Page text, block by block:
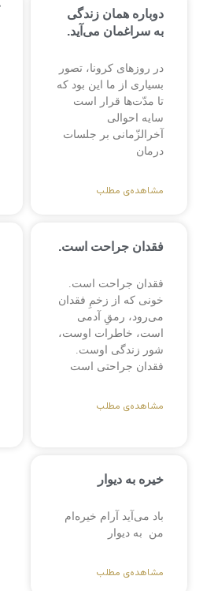
دوباره همان زندگی
به سراغمان می‌آید.
در روزهای کرونا، تصور
بسیاری از ما این بود که
تا مدّت‌ها قرار است
سایه احوالی
آخرالزّمانی بر جلسات
درمان
مشاهده‌ی مطلب
فقدان جراحت است.
فقدان جراحت است.
خونی که از زخمِ فقدان
می‌رود، رمقِ آدمی
است، خاطرات اوست،
شور زندگی اوست.
فقدان جراحتی است
مشاهده‌ی مطلب
خیره به دیوار
باد می‌آید آرام خیره‌ام
من به دیوار
مشاهده‌ی مطلب